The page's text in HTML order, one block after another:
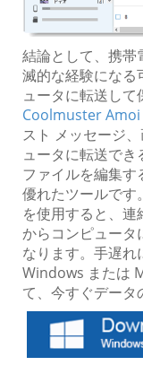
結論として、携帯
滅的な経験になる
ュータに転送して
Coolmuster Amoi
スト メッセージ
ュータに転送で
ファイルを編集す
優れたツールです
を使用すると、
からコンピュータ
なります。手遅れ
Windows または
て、今すぐデータ